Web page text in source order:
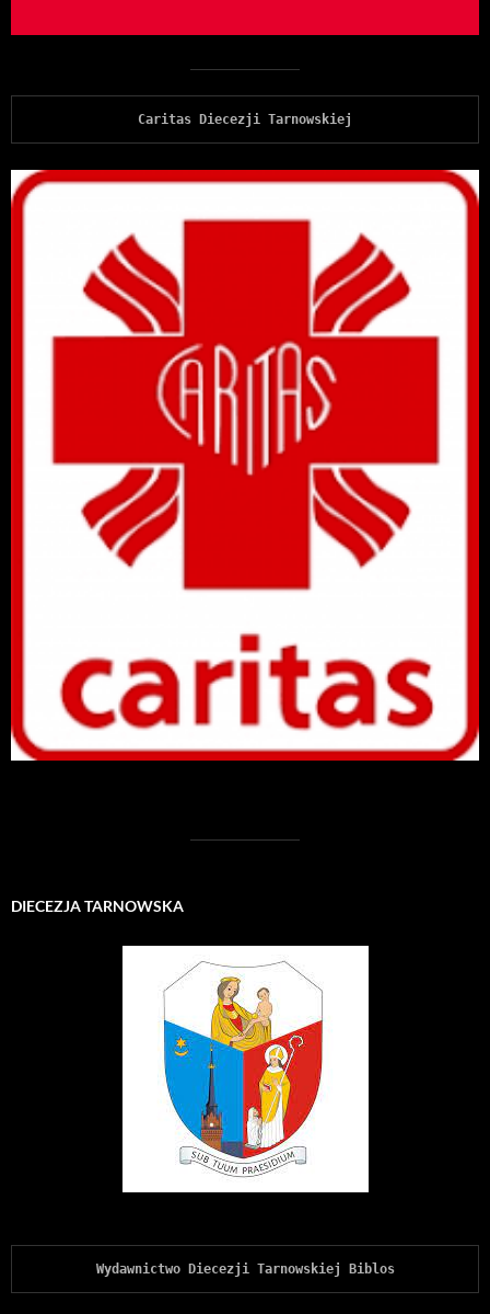
Caritas Diecezji Tarnowskiej
DIECEZJA TARNOWSKA
Wydawnictwo Diecezji Tarnowskiej Biblos